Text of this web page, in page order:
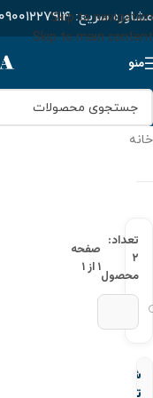
Skip to navigation
Skip to main content
مشاوره سریع:۰۹۰۰۱۲۲۷۹۱۴
منو
خانه
تعداد:
۲
محصول
صفحه
۱ از ۱
شیر